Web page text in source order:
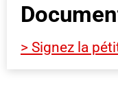
> Signez la